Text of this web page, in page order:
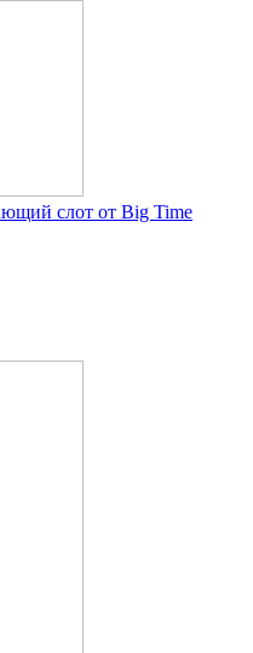
слот от Big Time